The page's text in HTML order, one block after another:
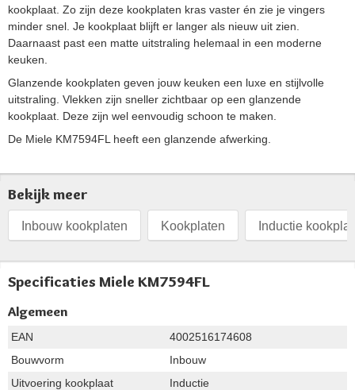
kookplaat. Zo zijn deze kookplaten kras vaster én zie je vingers
minder snel. Je kookplaat blijft er langer als nieuw uit zien.
Daarnaast past een matte uitstraling helemaal in een moderne
keuken.
Glanzende kookplaten geven jouw keuken een luxe en stijlvolle
uitstraling. Vlekken zijn sneller zichtbaar op een glanzende
kookplaat. Deze zijn wel eenvoudig schoon te maken.
De Miele KM7594FL heeft een glanzende afwerking.
Bekijk meer
Inbouw kookplaten Kookplaten Inductie
Specificaties Miele KM7594FL
Algemeen
EAN
4002516174608
Bouwvorm
Inbouw
Uitvoering kookplaat
Inductie